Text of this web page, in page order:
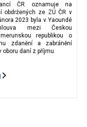
ČR oznamuje na
obdržených ze ZÚ ČR v
2023 byla v Yaoundé
mezi Českou
republikou o
zdanění a zabránění
oboru daní z příjmu.